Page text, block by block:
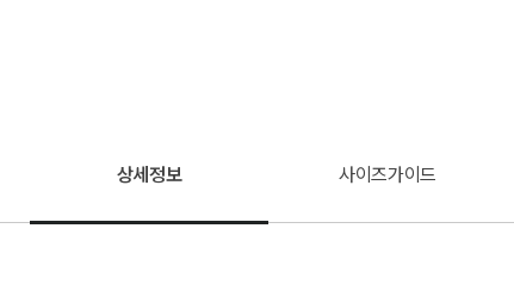
상세정보 사이즈가이드